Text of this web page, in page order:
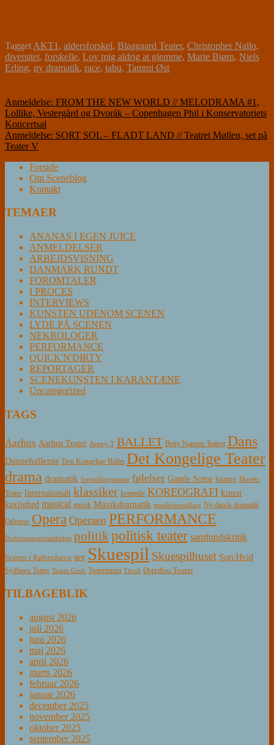
Tagget AKT1 , aldersforskel, Blaagaard Teater, Christopher Nallo,
diversitet, forskelle, Lov mig aldrig at glemme, Marie Bjørn, Niels
Erling, ny dramatik, race, tabu, Tammi Øst
Indlægsnavigation
Anmeldelse: FROM THE NEW WORLD // MELODRAMA #1,
Lollike, Vestergård og Dvorák – Copenhagen Phil i Konservatoriets
Koncertsal
Anmeldelse: SORT SOL – FLADT LAND // Teatret Møllen, set på
Teater V
Forside
Om Sceneblog
Kontakt
TEMAER
ANANAS I EGEN JUICE
ANMELDELSER
ARBEJDSVISNING
DANMARK RUNDT
FOROMTALER
I PROCES
INTERVIEWS
KUNSTEN UDENOM SCENEN
LYDE PÅ SCENEN
NEKROLOGER
PERFORMANCE
QUICK'N'DIRTY
REPORTAGER
SCENEKUNSTEN I KARANTÆNE
Uncategorized
TAGS
Aarhus Aarhus Teater Aveny-T BALLET Betty Nansen Teatret Dans
Dansehallerne Den Kongelige Ballet Det Kongelige Teater
drama dramatik forestillingsmenu følelser Gamle Scene humor Husets
Teater Internationalt klassiker komedie KOREOGRAFI kunst
kærlighed musical musik Musikdramatik musikforestilling Ny dansk dramatik
Odense Opera Operaen PERFORMANCE
Performanceinstallation politikpolitisk teater samfundskritik
Scener i København sex Skuespil Skuespilhuset Sort/Hvid
Sydhavn Teater Teater Grob Teatermenu Tivoli Østerbro Teater
TILBAGEBLIK
august 2026
juli 2026
juni 2026
maj 2026
april 2026
marts 2026
februar 2026
januar 2026
december 2025
november 2025
oktober 2025
september 2025